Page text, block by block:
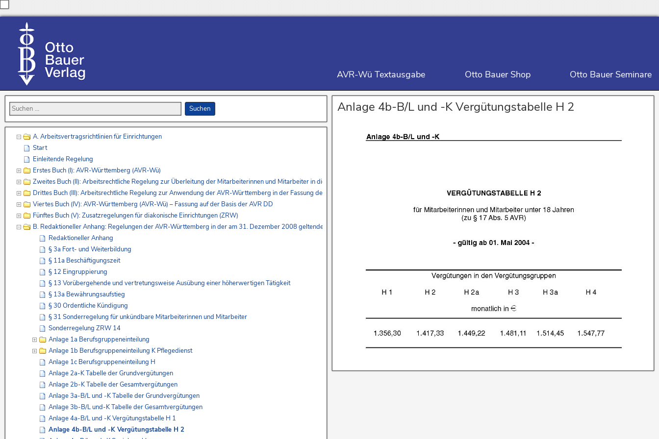
AVR-Wü Textausgabe Otto Bauer Shop Otto Bauer Seminare
Anlage 4b-B/L und -K Vergütungstabelle H 2
A. Arbeitsvertragsrichtlinien für Einrichtungen
Start
Einleitende Regelung
Erstes Buch (I): AVR-Württemberg (AVR-Wü)
Zweites Buch (II): Arbeitsrechtliche Regelung zur Überleitung der Mitarbeiterinnen und Mitarbeiter in die AVR-Württemberg – Erstes Buch – und zur Regelung des Übergangsrechts (Seite 263)
Drittes Buch (III): Arbeitsrechtliche Regelung zur Anwendung der AVR-Württemberg in der Fassung des Vierten Buches und zur Überleitung der Mitarbeiterinnen und Mitarbeiter in die AVR-Württemberg – Viertes Buch –
Viertes Buch (IV): AVR-Württemberg (AVR-Wü) – Fassung auf der Basis der AVR DD
Fünftes Buch (V): Zusatzregelungen für diakonische Einrichtungen (ZRW)
B. Redaktioneller Anhang: Regelungen der AVR-Württemberg in der am 31. Dezember 2008 geltenden Fassung, die nach Maßgabe der neugefassten Regelungen der AVR-Württemberg – Erstes bis Fünftes Buch –
Redaktioneller Anhang
§ 3a Fort- und Weiterbildung
§ 11a Beschäftigungszeit
§ 12 Eingruppierung
§ 13 Vorübergehende und vertretungsweise Ausübung einer höherwertigen Tätigkeit
§ 13a Bewährungsaufstieg
§ 30 Ordentliche Kündigung
§ 31 Sonderregelung für unkündbare Mitarbeiterinnen und Mitarbeiter
Sonderregelung ZRW 14
Anlage 1a Berufsgruppeneinteilung
Anlage 1b Berufsgruppeneinteilung K Pflegedienst
Anlage 1c Berufsgruppeneinteilung H
Anlage 2a-K Tabelle der Grundvergütungen
Anlage 2b-K Tabelle der Gesamtvergütungen
Anlage 3a-B/L und -K Tabelle der Grundvergütungen
Anlage 3b-B/L und-K Tabelle der Gesamtvergütungen
Anlage 4a-B/L und -K Vergütungstabelle H 1
Anlage 4b-B/L und -K Vergütungstabelle H 2